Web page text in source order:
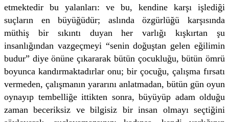
etmektedir bu yalanları: ve bu, kendine karşı işlediği
suçların en büyüğüdür; aslında özgürlüğü karşısında
müthiş bir sıkıntı duyan her varlığı kışkırtan şu
insanlığından vazgeçmeyi “senin doğuştan gelen eğilimin
budur” diye önüne çıkararak bütün çocukluğu, bütün ömrü
boyunca kandırmaktadırlar onu; bir çocuğu, çalışma fırsatı
vermeden, çalışmanın yararını anlatmadan, bütün gün oyun
oynayıp tembelliğe ittikten sonra, büyüyüp adam olduğu
zaman beceriksiz ve bilgisiz bir insan olmayı seçtiğini